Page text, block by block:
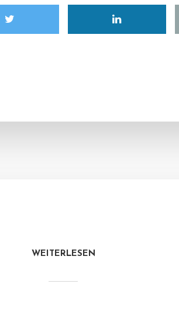
WEITERLESEN